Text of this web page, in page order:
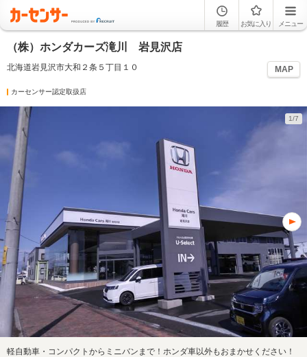
履歴 お気に入り メニュー
（株）ホンダカーズ滝川 岩見沢店
北海道岩見沢市大和２条５丁目１０ MAP
カーセンサー認定取扱店
1/7
軽自動車・コンパクトからミニバンまで！ホンダ車以外もおまかせください！